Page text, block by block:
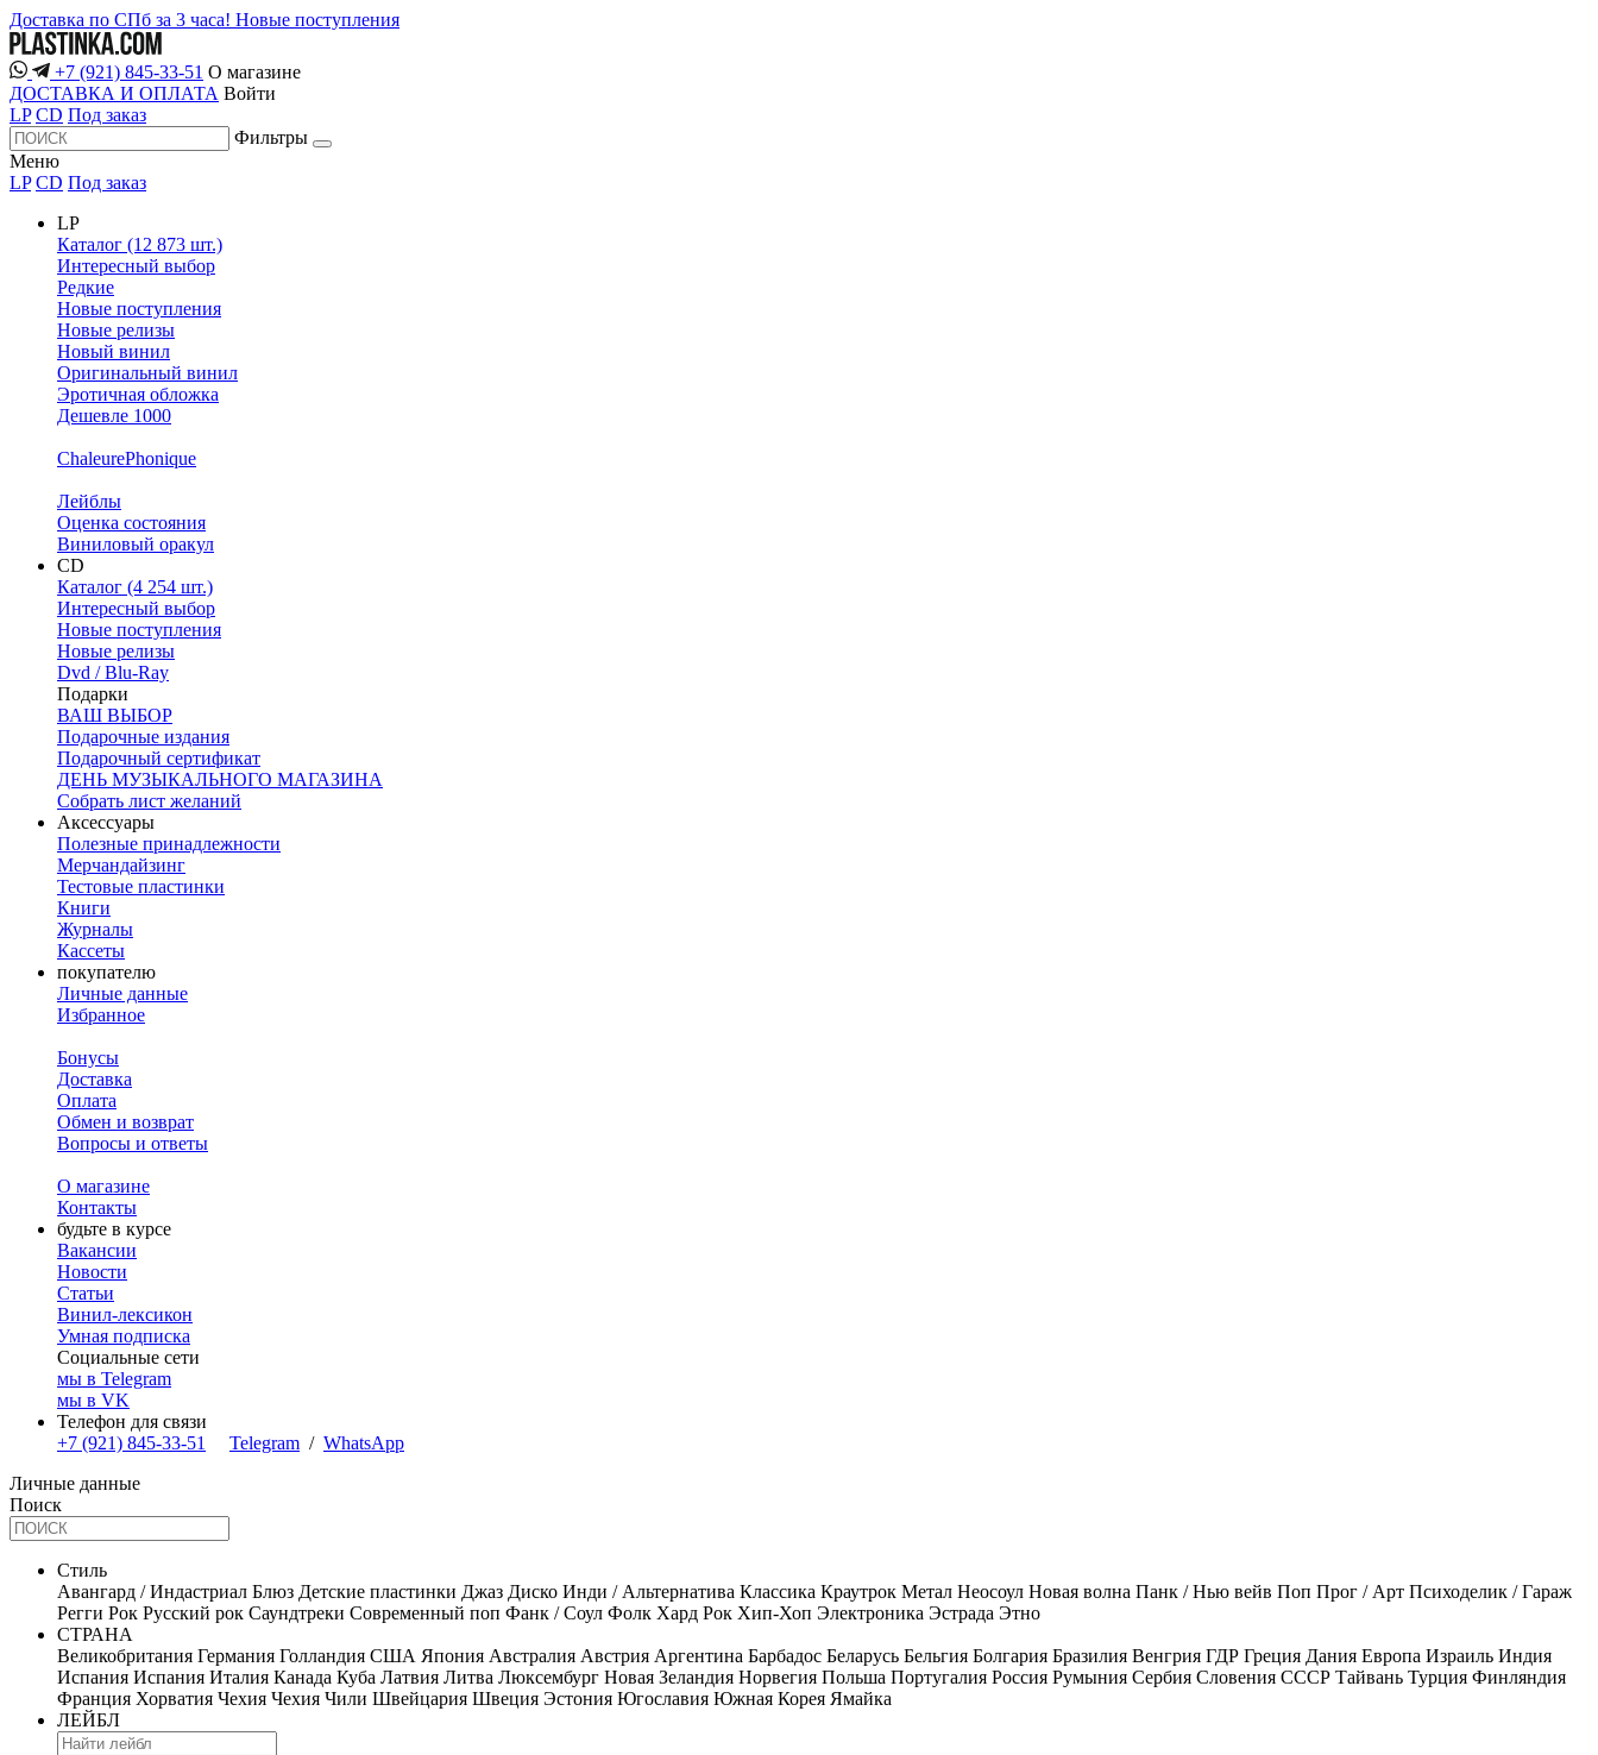
Доставка по СПб за 3 часа! Новые поступления
+7 (921) 845-33-51 О магазине
ДОСТАВКА И ОПЛАТА Войти
LP CD Под заказ
Фильтры
Меню
LP CD Под заказ
LP
Каталог (12 873 шт.)
Интересный выбор
Редкие
Новые поступления
Новые релизы
Новый винил
Оригинальный винил
Эротичная обложка
Дешевле 1000
ChaleurePhonique
Лейблы
Оценка состояния
Виниловый оракул
CD
Каталог (4 254 шт.)
Интересный выбор
Новые поступления
Новые релизы
Dvd / Blu-Ray
Подарки
ВАШ ВЫБОР
Подарочные издания
Подарочный сертификат
ДЕНЬ МУЗЫКАЛЬНОГО МАГАЗИНА
Собрать лист желаний
Аксессуары
Полезные принадлежности
Мерчандайзинг
Тестовые пластинки
Книги
Журналы
Кассеты
покупателю
Личные данные
Избранное
Бонусы
Доставка
Оплата
Обмен и возврат
Вопросы и ответы
О магазине
Контакты
будьте в курсе
Вакансии
Новости
Статьи
Винил-лексикон
Умная подписка
Социальные сети
мы в Telegram
мы в VK
Телефон для связи
+7 (921) 845-33-51
Telegram / WhatsApp
Личные данные
Поиск
Стиль
Авангард / Индастриал Блюз Детские пластинки Джаз Диско Инди / Альтернатива Классика Краутрок Метал Неосоул Новая волна Панк / Нью вейв Поп Прог / Арт Психоделик / Гараж
Регги Рок Русский рок Саундтреки Современный поп Фанк / Соул Фолк Хард Рок Хип-Хоп Электроника Эстрада Этно
СТРАНА
Великобритания Германия Голландия США Япония Австралия Австрия Аргентина Барбадос Беларусь Бельгия Болгария Бразилия Венгрия ГДР Греция Дания Европа Израиль Индия
Испания Испания Италия Канада Куба Латвия Литва Люксембург Новая Зеландия Норвегия Польша Португалия Россия Румыния Сербия Словения СССР Тайвань Турция Финляндия
Франция Хорватия Чехия Чехия Чили Швейцария Швеция Эстония Югославия Южная Корея Ямайка
ЛЕЙБЛ